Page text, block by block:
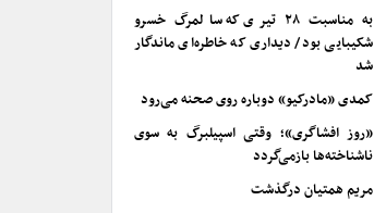
به مناسبت ۲۸ تیری که سالمرگ خسرو
شکیبایی بود/ دیداری که خاطره‌ای ماندگار
شد
کمدی «مادرکیو» دوباره روی صحنه می‌رود
«روز افشاگری»؛ وقتی اسپیلبرگ به سوی
ناشناخته‌ها بازمی‌گردد
مریم همتیان درگذشت